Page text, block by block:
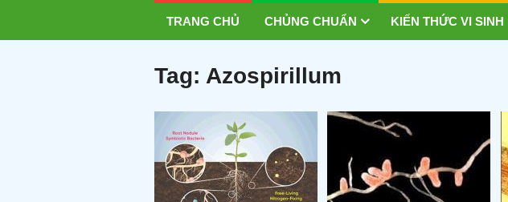
TRANG CHỦ CHỦNG CHUẨN KIẾN THỨC VI SINH
Tag: Azospirillum